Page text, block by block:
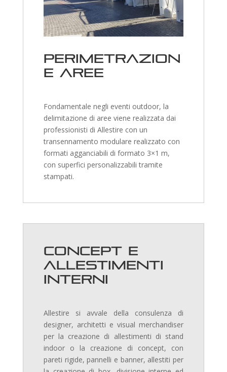
Perimetrazion
e aree
Fondamentale negli eventi outdoor, la
delimitazione di aree viene realizzata dai
professionisti di Allestire con un
transennamento modulare realizzato con
formati agganciabili di formato 3×1 m,
con superfici personalizzabili tramite
stampati.
Concept e
allestimenti
interni
Allestire si avvale della consulenza di
designer, architetti e visual merchandiser
per la creazione di allestimenti di stand
indoor o la creazione di concept, con
pareti rigide, pannelli e banner, allestiti per